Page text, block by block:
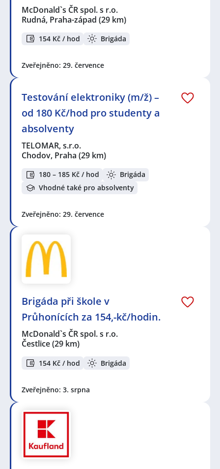
McDonald`s ČR spol. s r.o.
Rudná, Praha-západ (29 km)
154 Kč / hod Brigáda
Zveřejněno: 29. července
Testování elektroniky (m/ž) –
od 180 Kč/hod pro studenty a
absolventy
TELOMAR, s.r.o.
Chodov, Praha (29 km)
180 – 185 Kč / hod
Brigáda
Vhodné také pro absolventy
Zveřejněno: 29. července
Brigáda při škole v
Průhonících za 154,-kč/hodin.
McDonald`s ČR spol. s r.o.
Čestlice(29 km)
154 Kč / hod Brigáda
Zveřejněno: 3. srpna